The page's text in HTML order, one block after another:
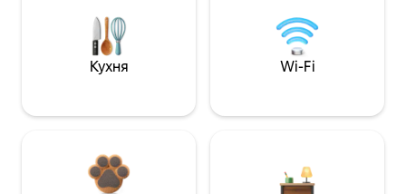
Кухня Wi-Fi